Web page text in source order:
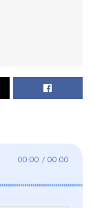
00:00 / 00:00